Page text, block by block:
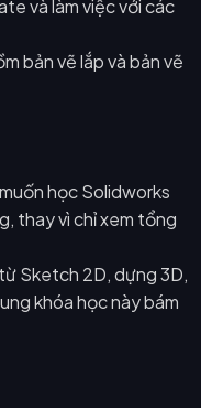
và làm việc với các
bản vẽ lắp và bản vẽ
học Solidworks
thay vì chỉ xem tổng
Sketch 2D, dựng 3D,
khóa học này bám